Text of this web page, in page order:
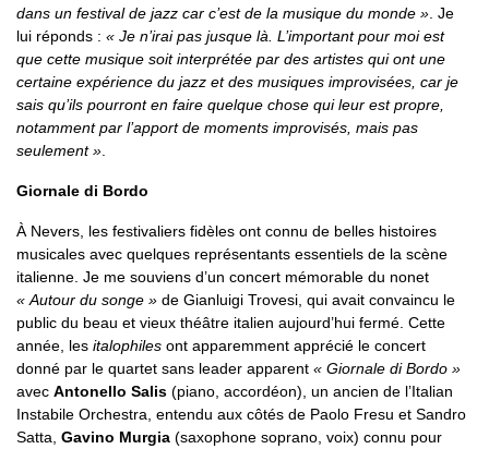
dans un festival de jazz car c’est de la musique du monde » . Je
lui réponds : « Je n’irai pas jusque là. L’important pour moi est
que cette musique soit interprétée par des artistes qui ont une
certaine expérience du jazz et des musiques improvisées, car je
sais qu’ils pourront en faire quelque chose qui leur est propre,
notamment par l’apport de moments improvisés, mais pas
seulement »
Giornale di Bordo
À Nevers, les festivaliers fidèles ont connu de belles histoires
musicales avec quelques représentants essentiels de la scène
italienne. Je me souviens d’un concert mémorable du nonet
« Autour du songe » de Gianluigi Trovesi, qui avait convaincu le
public du beau et vieux théâtre italien aujourd’hui fermé. Cette
année, les italophiles ont apparemment apprécié le concert
donné par le quartet sans leader apparent « Giornale di Bordo »
avec Antonello Salis (piano, accordéon), un ancien de l’Italian
Instabile Orchestra, entendu aux côtés de Paolo Fresu et Sandro
Satta, Gavino Murgia (saxophone soprano, voix) connu pour